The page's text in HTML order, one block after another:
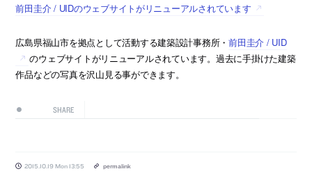
前田圭介 / UIDのウェブサイトがリニューアルされています
広島県福山市を拠点として活動する建築設計事務所・前田圭介 / UID
のウェブサイトがリニューアルされています。過去に手掛けた建築
作品などの写真を沢山見る事ができます。
SHARE
2015.10.19 Mon 13:55 permalink